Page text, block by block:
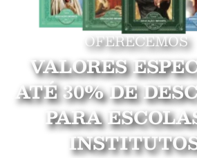
OFERECEMOS
VALORES
ATÉ 30% DE
PARA